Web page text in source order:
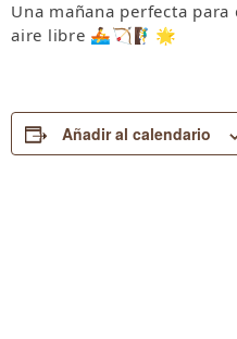
Una mañana perfecta
aire libre 🚣🏹🧗‍♂️🌟
Añadir al calendario